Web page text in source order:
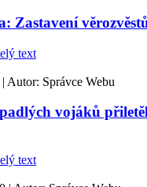
Zastavení
text
| Autor: Správce Webu
vojáků
text